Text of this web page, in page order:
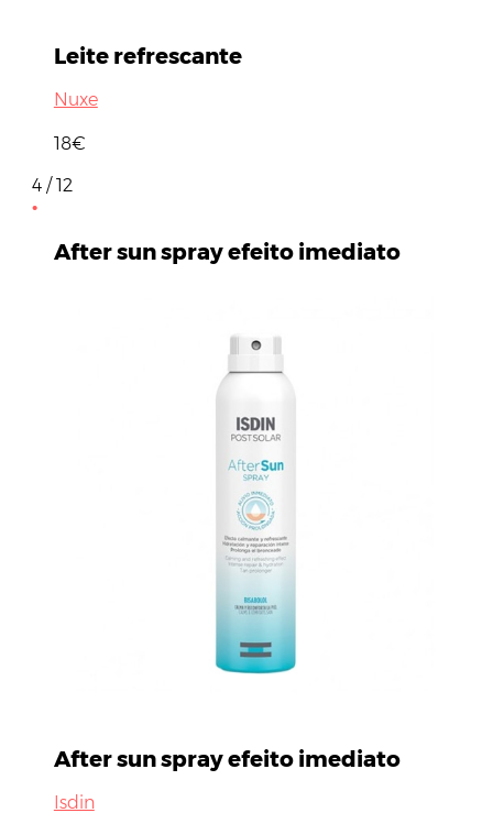
Leite refrescante
Nuxe
18€
4 / 12
After sun spray efeito imediato
After sun spray efeito imediato
Isdin